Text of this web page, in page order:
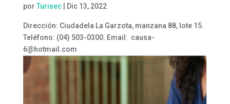
por Turisec| Dic 13, 2022
Dirección: Ciudadela La Garzota, manzana 88, lote 15.
Teléfono: (04) 503-0300. Email: causa-
6@hotmail.com